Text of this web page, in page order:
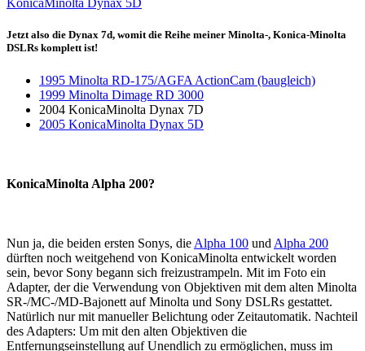
KonicaMinolta Dynax 5D
Jetzt also die Dynax 7d, womit die Reihe meiner Minolta-, Konica-Minolta
DSLRs komplett ist!
1995 Minolta RD-175/AGFA ActionCam (baugleich)
1999 Minolta Dimage RD 3000
2004 KonicaMinolta Dynax 7D
2005 KonicaMinolta Dynax 5D
KonicaMinolta Alpha 200?
Nun ja, die beiden ersten Sonys, die Alpha 100 und Alpha 200
dürften noch weitgehend von KonicaMinolta entwickelt worden
sein, bevor Sony begann sich freizustrampeln. Mit im Foto ein
Adapter, der die Verwendung von Objektiven mit dem alten Minolta
SR-/MC-/MD-Bajonett auf Minolta und Sony DSLRs gestattet.
Natürlich nur mit manueller Belichtung oder Zeitautomatik. Nachteil
des Adapters: Um mit den alten Objektiven die
Entfernungseinstellung auf Unendlich zu ermöglichen, muss im